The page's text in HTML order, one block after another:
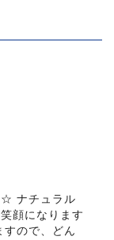
☆ ナチュラル
顔になります
すので、どん